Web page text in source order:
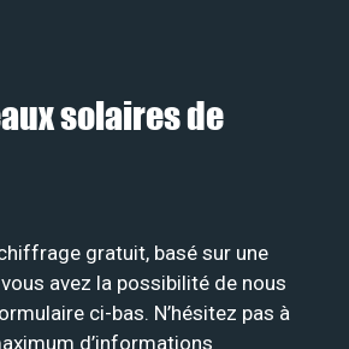
solaires de
gratuit, basé sur une
avez la possibilité de nous
ci-bas. N’hésitez pas à
d’informations